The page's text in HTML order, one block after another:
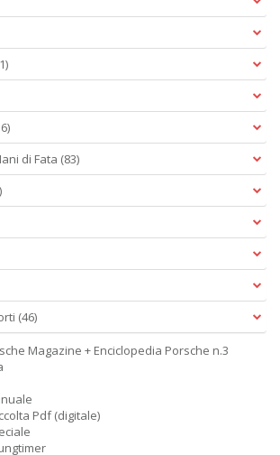
di Fata (83)
(46)
Magazine + Enciclopedia Porsche n.3
Pdf (digitale)